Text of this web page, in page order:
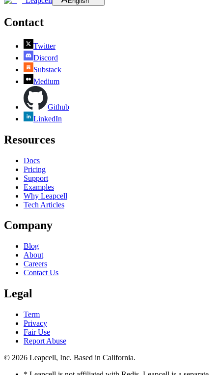
Contact
Twitter
Discord
Substack
Medium
Github
LinkedIn
Resources
Docs
Pricing
Support
Examples
Why Leapcell
Tech Articles
Company
Blog
About
Careers
Contact Us
Legal
Term
Privacy
Fair Use
Report Abuse
© 2026 Leapcell, Inc. Based in California.